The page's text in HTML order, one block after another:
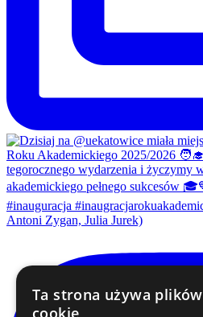
Ta strona używa plików
cookie